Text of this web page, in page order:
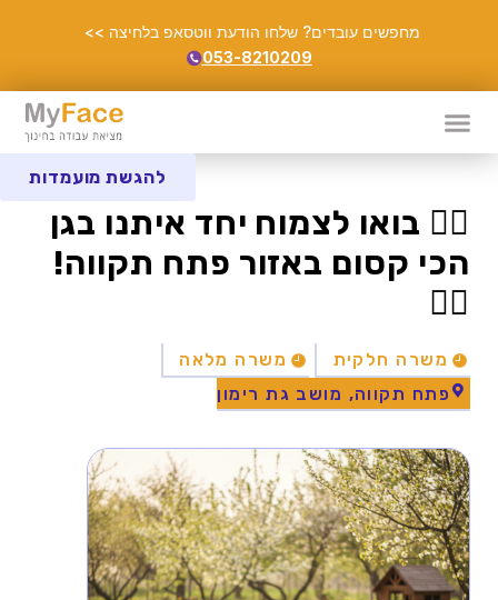
מחפשים עובדים? שלחו הודעת ווטסאפ בלחיצה >>
053-8210209
🧚‍♀️ בואו לצמוח יחד איתנו בגן
הכי קסום באזור פתח תקווה!
🧚‍♀️
משרה חלקית
משרה מלאה
פתח תקווה, מושב גת רימון
להגשת מועמדות